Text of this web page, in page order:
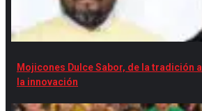
Mojicones Dulce Sabor, de la tradición a
la innovación